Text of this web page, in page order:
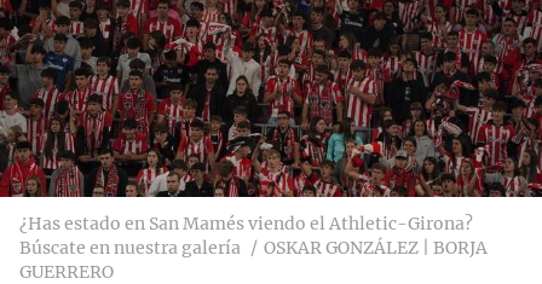
¿Has estado en San Mamés viendo el Athletic-Girona?
Búscate en nuestra galería
OSKAR GONZÁLEZ | BORJA
GUERRERO